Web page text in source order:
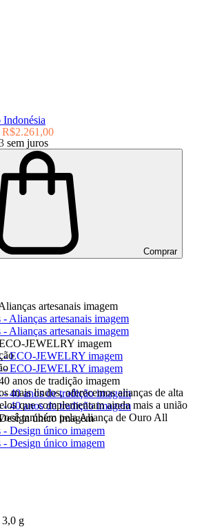
R$2.261,00
sem juros
Comprar
artesanais imagem
JEWELRY imagem
anos de tradição imagem
único imagem
mais lindos, oferecemos alianças de alta
que complementam ainda mais a união
também pela Aliança de Ouro All
3,0 g